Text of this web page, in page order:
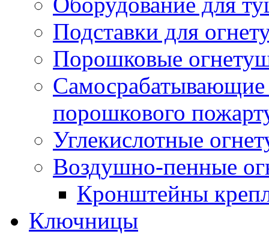
Подставки для
Порошковые
порошкового
Углекислотные
Воздушно-пенные
Кронштейны
Ключницы